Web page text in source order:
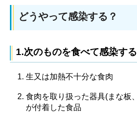
どうやって感染する？
1.次のものを食べて感染す
生又は加熱不十分な食肉
食肉を取り扱った器具(まな板
が付着した食品